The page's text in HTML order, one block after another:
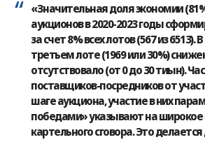
«Значительная доля экономии
аукционов в 2020-2023 годы
за счет 8% всех лотов (567 из 6513).
третьем лоте (1969 или 30%)
отсутствовало (от 0 до 30 тиын).
поставщиков-посредников от
шаге аукциона, участие в них
победами» указывают на
картельного сговора. Это